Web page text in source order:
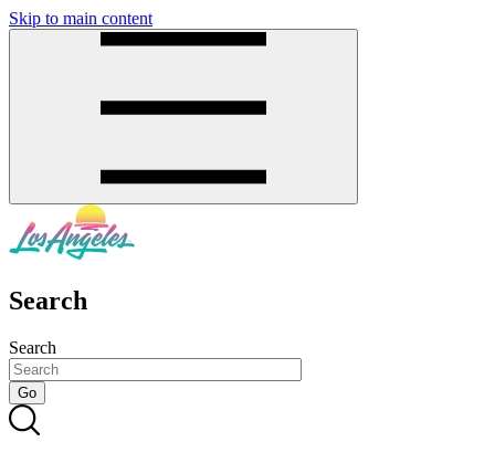
Skip to main content
Search
Search